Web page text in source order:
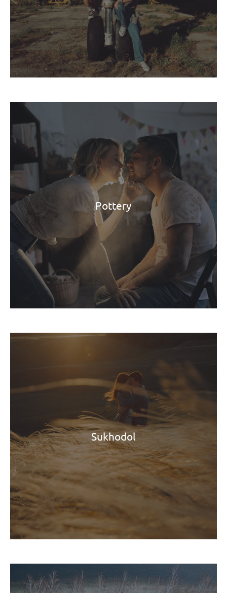
Pottery
Sukhodol